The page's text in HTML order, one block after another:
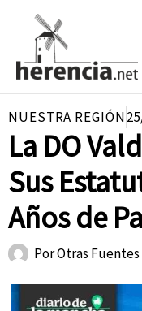
contenido
NUESTRA REGIÓN
La DO
Sus
Años de
PorOtras Fuentes